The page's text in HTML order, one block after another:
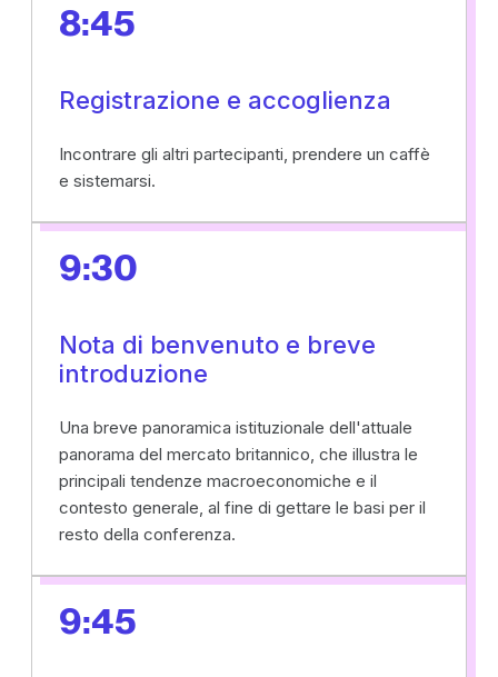
8:45
Registrazione e accoglienza
Incontrare gli altri partecipanti, prendere un caffè
e sistemarsi.
9:30
Nota di benvenuto e breve
introduzione
Una breve panoramica istituzionale dell'attuale
panorama del mercato britannico, che illustra le
principali tendenze macroeconomiche e il
contesto generale, al fine di gettare le basi per il
resto della conferenza.
9:45